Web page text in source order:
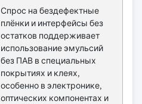
Спрос на бездефектные
плёнки и интерфейсы без
остатков поддерживает
использование эмульсий
без ПАВ в специальных
покрытиях и клеях,
особенно в электронике,
оптических компонентах и